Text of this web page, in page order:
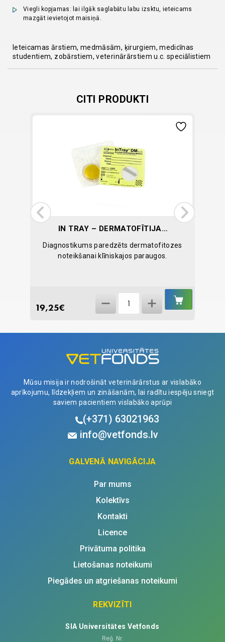
Viegli kopjamas: lai ilgāk saglabātu labu izsktu, ieteicams
mazgāt ievietojot maisiņā.
Ieteicamas ārstiem, medmāsām, ķirurgiem, medicīnas
studentiem, zobārstiem, veterinārārstiem u.c. speciālistiem
CITI PRODUKTI
GROZĀ
IN TRAY – DERMATOFĪTIJAS
Diagnostikums paredzēts dermatofitozes
noteikšanai klīniskajos paraugos.
19,25€
Tray
N1
Mūsu misija ir nodrošināt veterinārārstus ar vislabāko
aprīkojumu, līdzekļiem un zināšanām, lai radītu iespēju sniegt
saviem pacientiem vislabāko aprūpi
(+371) 63021963
info@vetfonds.lv
GALVENĀ NAVIGĀCIJA
Par mums
Kolektīvs
Kontakti
Licence
Privātuma politika
Lietošanas noteikumi
Piegādes un atgriešanas noteikumi
REKVIZĪTI
SIA Universitātes Vetfonds
Reģ. Nr.